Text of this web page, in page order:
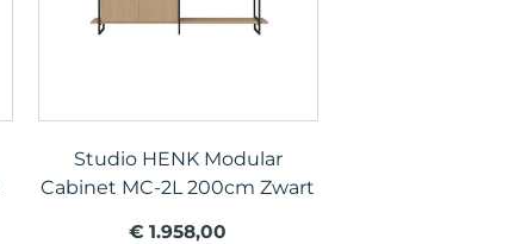
Studio HENK Modular
Cabinet MC-2L 200cm Zwart
€ 1.958,00